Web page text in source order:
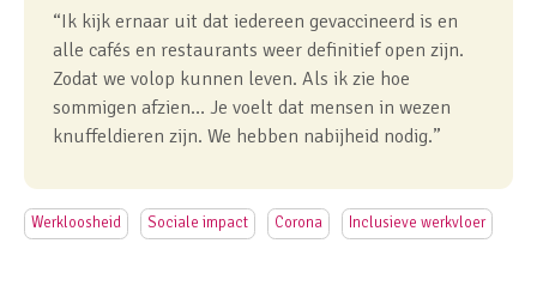
“Ik kijk ernaar uit dat iedereen gevaccineerd is en
alle cafés en restaurants weer definitief open zijn.
Zodat we volop kunnen leven. Als ik zie hoe
sommigen afzien… Je voelt dat mensen in wezen
knuffeldieren zijn. We hebben nabijheid nodig.”
Werkloosheid Sociale impact Corona Inclusieve werkvloer